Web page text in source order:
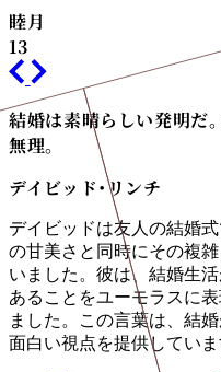
睦月
13
結婚は素晴らしい発明だ
無理。
デイビッド・リンチ
デイビッドは友人の結婚
の甘美さと同時にその複
いました。彼は、結婚生
あることをユーモラスに
ました。この言葉は、結
面白い視点を提供していま